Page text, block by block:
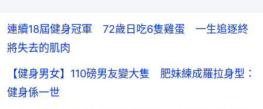
連續18屆健身冠軍 72歲日吃6隻雞蛋 一生追逐終
將失去的肌肉
【健身男女】110磅男友變大隻 肥妹練成羅拉身型：
健身係一世